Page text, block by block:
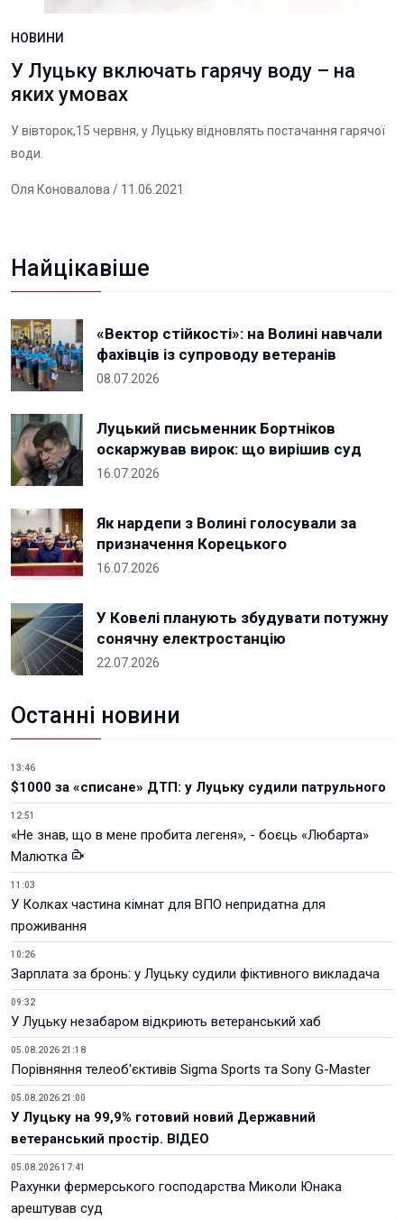
НОВИНИ
У Луцьку включать гарячу воду – на
яких умовах
У вівторок,15 червня, у Луцьку відновлять постачання гарячої
води.
Оля Коновалова / 11.06.2021
Найцікавіше
«Вектор стійкості»: на Волині навчали
фахівців із супроводу ветеранів
08.07.2026
Луцький письменник Бортніков
оскаржував вирок: що вирішив суд
16.07.2026
Як нардепи з Волині голосували за
призначення Корецького
16.07.2026
У Ковелі планують збудувати потужну
сонячну електростанцію
22.07.2026
Останні новини
13:46
$1000 за «списане» ДТП: у Луцьку судили патрульного
12:51
«Не знав, що в мене пробита легеня», - боєць «Любарта»
Малютка
11:03
У Колках частина кімнат для ВПО непридатна для
проживання
10:26
Зарплата за бронь: у Луцьку судили фіктивного викладача
09:32
У Луцьку незабаром відкриють ветеранський хаб
05.08.2026 21:18
Порівняння телеоб'єктивів Sigma Sports та Sony G-Master
05.08.2026 21:00
У Луцьку на 99,9% готовий новий Державний
ветеранський простір. ВІДЕО
05.08.2026 17:41
Рахунки фермерського господарства Миколи Юнака
арештував суд